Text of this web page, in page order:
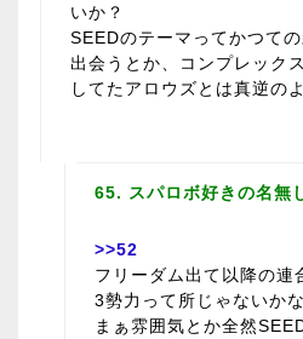
いか？
SEEDのテーマってかつて
出会うとか、コンプレック
してたアロウズとは真逆の
65. スパロボ好きの名無
>>52
フリーダム出て以降の連
3勢力って所じゃないかな
まぁ雰囲気とか全然